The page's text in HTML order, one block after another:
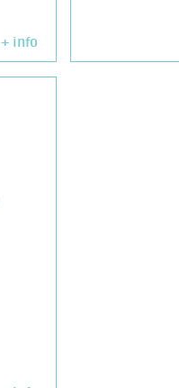
+ info